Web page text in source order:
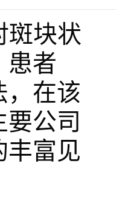
斑块状
患者
，在该
公司
丰富见